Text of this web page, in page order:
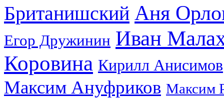
Британишский Аня
Егор Дружинин Иван
Коровина Кирилл Анисимов
Максим Ануфриков Максим